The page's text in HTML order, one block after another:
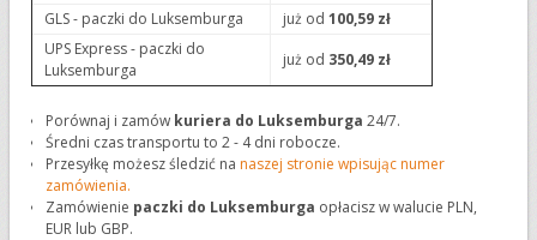
GLS - paczki do Luksemburga
już od100,59 zł
UPS Express - paczki do
Luksemburga
już od 350,49 zł
Porównaj i zamów kuriera do Luksemburga 24/7.
Średni czas transportu to 2 - 4 dni robocze.
Przesyłkę możesz śledzić na naszej stronie wpisując numer
zamówienia.
Zamówienie paczki do Luksemburga opłacisz w walucie PLN,
EUR lub GBP.